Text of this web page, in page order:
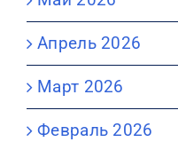
Апрель 2026
Март 2026
Февраль 2026